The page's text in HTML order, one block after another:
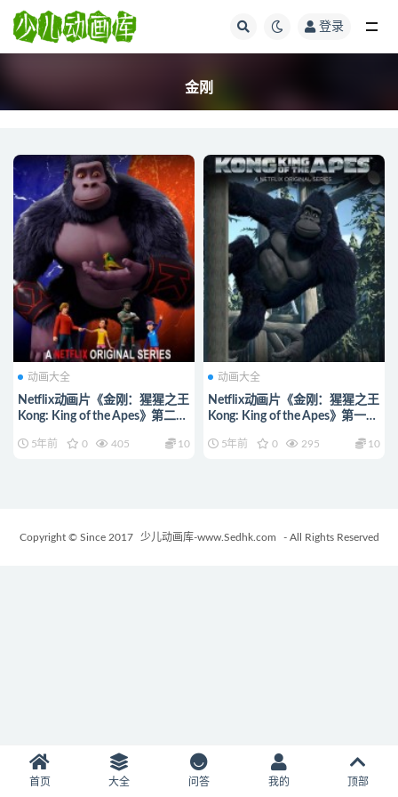
登录
金刚
动画大全
Netflix动画片《金刚：猩猩之王
Kong: King of the Apes》第二季
1080P/MP4/5.09G 动画片猩猩
5年前 0 405 10
动画大全
Netflix动画片《金刚：猩猩之王
Kong: King of the Apes》第一季
1080P/MP4/9.14G 动画片猩猩
5年前 0 295 10
Copyright © Since 2017 少儿动画库-www.Sedhk.com - All Rights Reserved
首页 大全 问答 我的 顶部